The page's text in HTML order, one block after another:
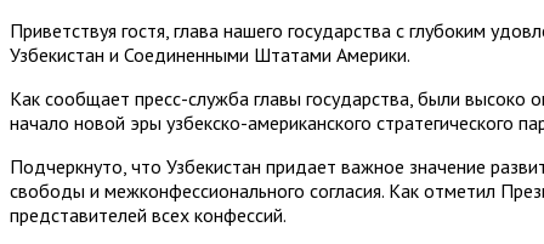
Приветствуя гостя, глава нашего государства с глубоким
Узбекистан и Соединенными Штатами Америки.
Как сообщает пресс-служба главы государства, были высоко
начало новой эры узбекско-американского стратегического
Подчеркнуто, что Узбекистан придает важное значение
свободы и межконфессионального согласия. Как отметил
представителей всех конфессий.